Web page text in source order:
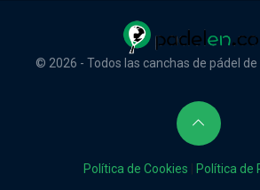
© 2026 - Todos las canchas de pádel
Política de Cookies Política de